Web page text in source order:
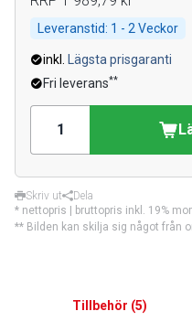
Leveranstid: 1 - 2 Veckor
inkl.
Lägsta prisgaranti
Fri leverans**
Skriv ut
Dela
* nettopris | bruttopris inkl. 19%
** Bilden kan skilja sig något från
Tillbehör (5)